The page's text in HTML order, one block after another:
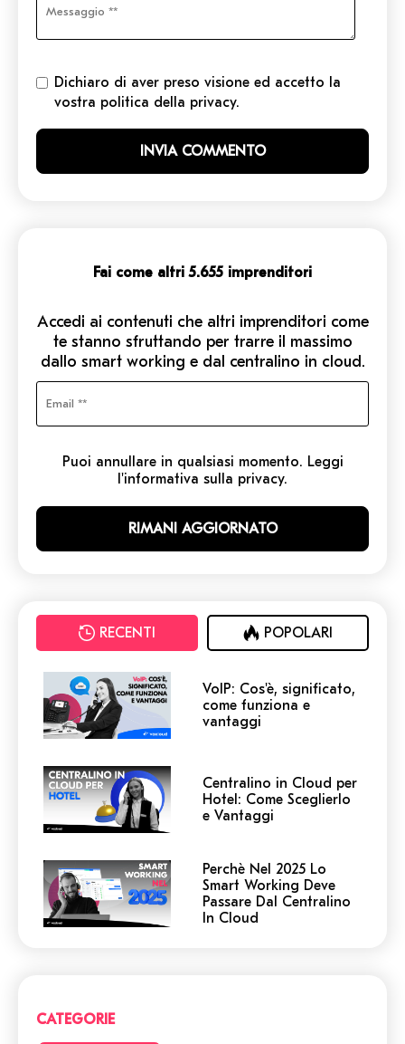
Dichiaro di aver preso visione ed accetto la
vostra politica della privacy.
Fai come altri 5.655 imprenditori
Accedi ai contenuti che altri imprenditori come
te stanno sfruttando per trarre il massimo
dallo smart working e dal centralino in cloud.
Puoi annullare in qualsiasi momento. Leggi
l'informativa sulla privacy.
RECENTI POPOLARI
VoIP: Cos'è, significato,
come funziona e
vantaggi
Centralino in Cloud per
Hotel: Come Sceglierlo
e Vantaggi
Perchè Nel 2025 Lo
Smart Working Deve
Passare Dal Centralino
In Cloud
CATEGORIE